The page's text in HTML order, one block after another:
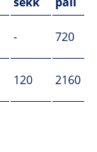
- 720
120 2160